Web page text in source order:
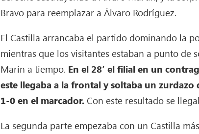
Bravo para reemplazar a Álvaro Rodríguez.
El Castilla arrancaba el partido dominando la
mientras que los visitantes estaban a punto
Marín a tiempo. En el 28′ el filial en un
este llegaba a la frontal y soltaba un
1-0 en el marcador. Con este resultado se
La segunda parte empezaba con un Castilla